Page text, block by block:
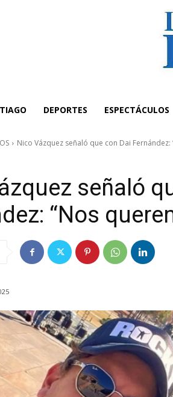
DEPORTES ESPECTÁCULOS
Nico Vázquez señaló que con Dai
señaló
“Nos